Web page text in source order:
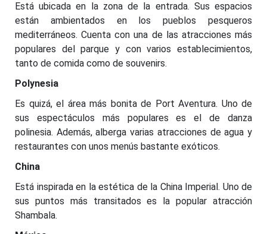
Está ubicada en la zona de la entrada. Sus espacios
están ambientados en los pueblos pesqueros
mediterráneos. Cuenta con una de las atracciones más
populares del parque y con varios establecimientos,
tanto de comida como de souvenirs.
Polynesia
Es quizá, el área más bonita de Port Aventura. Uno de
sus espectáculos más populares es el de danza
polinesia. Además, alberga varias atracciones de agua y
restaurantes con unos menús bastante exóticos.
China
Está inspirada en la estética de la China Imperial. Uno de
sus puntos más transitados es la popular atracción
Shambala.